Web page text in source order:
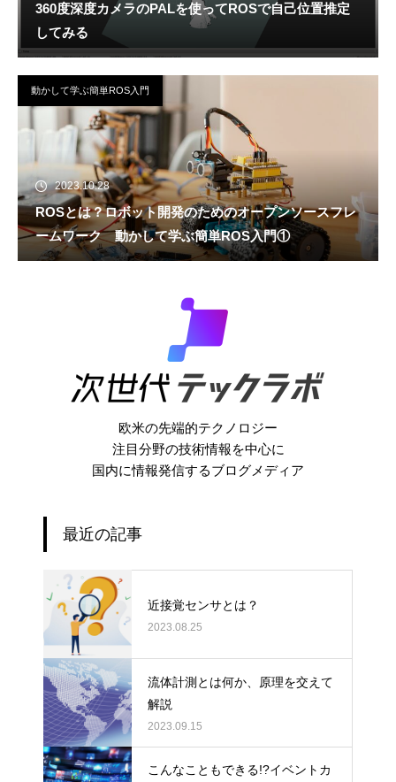
360度深度カメラのPALを使ってROSで自己位置推定
してみる
動かして学ぶ簡単ROS入門
2023.10.28
ROSとは？ロボット開発のためのオープンソースフレ
ームワーク 動かして学ぶ簡単ROS入門①
欧米の先端的テクノロジー
注目分野の技術情報を中心に
国内に情報発信するブログメディア
最近の記事
近接覚センサとは？
2023.08.25
流体計測とは何か、原理を交えて
解説
2023.09.15
こんなこともできる!?イベントカ